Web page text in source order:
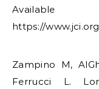
https://
​Zampino M,
Ferrucci L.